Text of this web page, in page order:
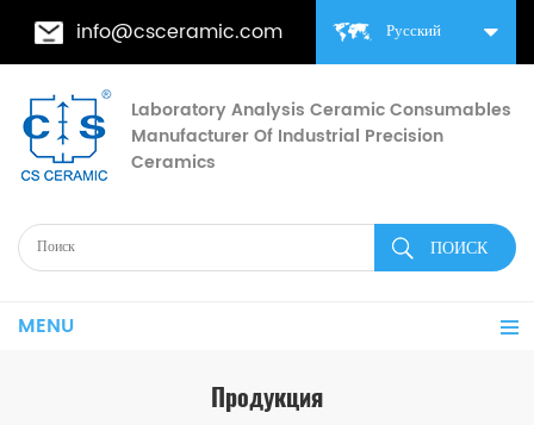
Русский
info@csceramic.com
Laboratory Analysis Ceramic Consumables
Manufacturer Of Industrial Precision
Ceramics
MENU
Продукция